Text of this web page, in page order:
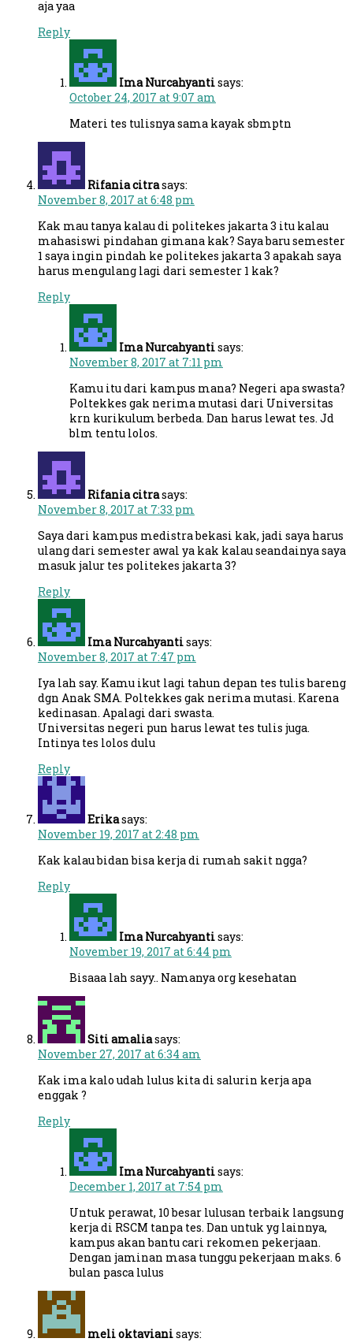
aja yaa
Reply
Ima Nurcahyantisays:
October 24, 2017 at 9:07 am
Materi tes tulisnya sama kayak sbmptn
Rifania citrasays:
November 8, 2017 at 6:48 pm
Kak mau tanya kalau di politekes jakarta 3 itu kalau
mahasiswi pindahan gimana kak? Saya baru semester
1 saya ingin pindah ke politekes jakarta 3 apakah saya
harus mengulang lagi dari semester 1 kak?
Reply
Ima Nurcahyantisays:
November 8, 2017 at 7:11 pm
Kamu itu dari kampus mana? Negeri apa swasta?
Poltekkes gak nerima mutasi dari Universitas
krn kurikulum berbeda. Dan harus lewat tes. Jd
blm tentu lolos.
Rifania citrasays:
November 8, 2017 at 7:33 pm
Saya dari kampus medistra bekasi kak, jadi saya harus
ulang dari semester awal ya kak kalau seandainya saya
masuk jalur tes politekes jakarta 3?
Reply
Ima Nurcahyantisays:
November 8, 2017 at 7:47 pm
Iya lah say. Kamu ikut lagi tahun depan tes tulis bareng
dgn Anak SMA. Poltekkes gak nerima mutasi. Karena
kedinasan. Apalagi dari swasta.
Universitas negeri pun harus lewat tes tulis juga.
Intinya tes lolos dulu
Reply
Erikasays:
November 19, 2017 at 2:48 pm
Kak kalau bidan bisa kerja di rumah sakit ngga?
Reply
Ima Nurcahyantisays:
November 19, 2017 at 6:44 pm
Bisaaa lah sayy.. Namanya org kesehatan
Siti amaliasays:
November 27, 2017 at 6:34 am
Kak ima kalo udah lulus kita di salurin kerja apa
enggak ?
Reply
Ima Nurcahyantisays:
December 1, 2017 at 7:54 pm
Untuk perawat, 10 besar lulusan terbaik langsung
kerja di RSCM tanpa tes. Dan untuk yg lainnya,
kampus akan bantu cari rekomen pekerjaan.
Dengan jaminan masa tunggu pekerjaan maks. 6
bulan pasca lulus
meli oktavianisays: